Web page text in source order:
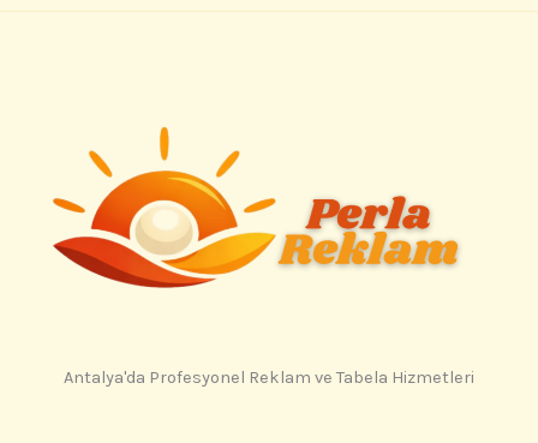
Antalya'da Profesyonel Reklam ve Tabela Hizmetleri